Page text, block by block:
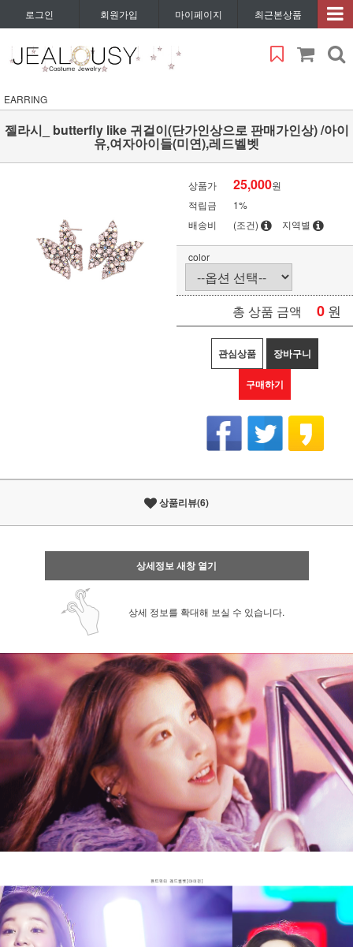
로그인 회원가입 마이페이지 최근본상품
EARRING
젤라시_ butterfly like 귀걸이(단가인상으로 판매가인상) /아이
유,여자아이들(미연),레드벨벳
상품가 25,000원
적립금
1%
배송비
(조건) 지역별
color
총 상품 금액 0 원
관심상품 장바구니
구매하기
상품리뷰(6)
상세정보 새창 열기
상세 정보를 확대해 보실 수 있습니다.